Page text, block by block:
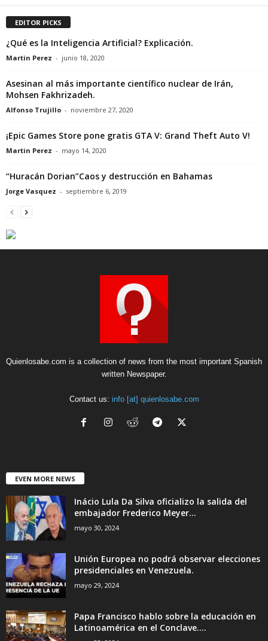
EDITOR PICKS
¿Qué es la Inteligencia Artificial? Explicación.
Martin Perez - junio 18, 2020
Asesinan al más importante científico nuclear de Irán,
Mohsen Fakhrizadeh.
Alfonso Trujillo - noviembre 27, 2020
¡Epic Games Store pone gratis GTA V: Grand Theft Auto V!
Martin Perez - mayo 14, 2020
“Huracán Dorian”Caos y destrucción en Bahamas
Jorge Vasquez - septiembre 6, 2019
Quienlosabe.com is a collection of news from the most important Spanish
written Newspaper.
Contact us: info [at] quienlosabe.com
EVEN MORE NEWS
Inácio Lula Da Silva oficializo la salida del
embajador Frederico Meyer...
mayo 30, 2024
Unión Europea no podrá observar elecciones
presidenciales en Venezuela.
mayo 29, 2024
Papa Francisco hablo sobre la educación en
Latinoamérica en el Conclave....